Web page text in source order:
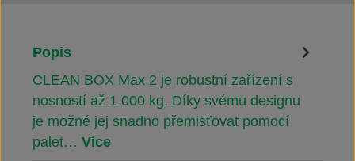
Popis
CLEAN BOX Max 2 je robustní zařízení s
nosností až 1 000 kg. Díky svému designu
je možné jej snadno přemisťovat pomocí
palet… Více